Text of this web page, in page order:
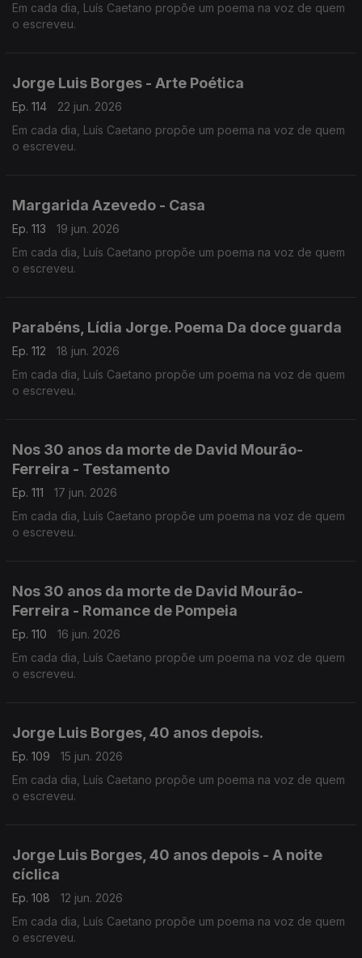
Em cada dia, Luís Caetano propõe um poema na voz de quem
o escreveu.
Jorge Luis Borges - Arte Poética
Ep. 114
22 jun. 2026
Em cada dia, Luís Caetano propõe um poema na voz de quem
o escreveu.
Margarida Azevedo - Casa
Ep. 113
19 jun. 2026
Em cada dia, Luís Caetano propõe um poema na voz de quem
o escreveu.
Parabéns, Lídia Jorge. Poema Da doce guarda
Ep. 112
18 jun. 2026
Em cada dia, Luís Caetano propõe um poema na voz de quem
o escreveu.
Nos 30 anos da morte de David Mourão-
Ferreira - Testamento
Ep. 111
17 jun. 2026
Em cada dia, Luís Caetano propõe um poema na voz de quem
o escreveu.
Nos 30 anos da morte de David Mourão-
Ferreira - Romance de Pompeia
Ep. 110
16 jun. 2026
Em cada dia, Luís Caetano propõe um poema na voz de quem
o escreveu.
Jorge Luis Borges, 40 anos depois.
Ep. 109
15 jun. 2026
Em cada dia, Luís Caetano propõe um poema na voz de quem
o escreveu.
Jorge Luis Borges, 40 anos depois - A noite
cíclica
Ep. 108
12 jun. 2026
Em cada dia, Luís Caetano propõe um poema na voz de quem
o escreveu.